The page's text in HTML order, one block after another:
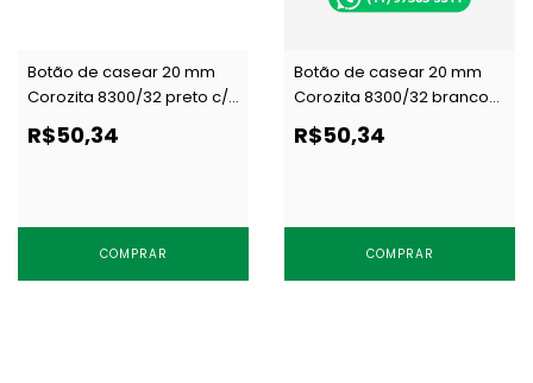
Botão de casear 20 mm
Corozita 8300/32 preto c/
144 un
R$50,34
COMPRAR
Botão de casear 20 mm
Corozita 8300/32 branco
c/ 144 un
R$50,34
COMPRAR